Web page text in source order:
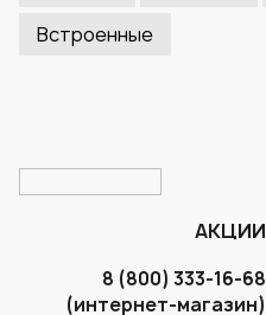
Встроенные
АКЦИИ
8 (800) 333-16-68
(интернет-магазин)